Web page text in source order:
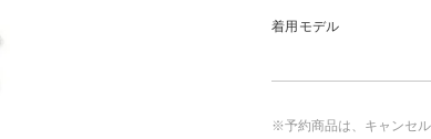
着用モデル
※予約商品は、キャンセル